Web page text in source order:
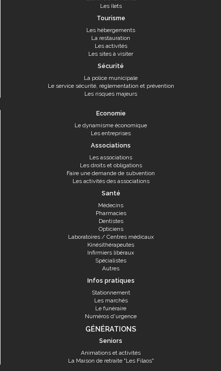
Les îlets
Tourisme
Les hébergements
La restauration
Les activités
Les sites à visiter
Sécurité
La police municipale
Le service sécurité, réglementation et prévention
Les risques majeurs
Economie
Le dynamisme économique
Les entreprises
Associations
Les associations
Les droits et obligations
Faire une demande de subvention
Les activités des associations
Santé
Médecins
Pharmacies
Dentistes
Opticiens
Laboratoires / Centres médicaux
Kinésithérapeutes
Infirmiers libéraux
Spécialistes
Autres
Infos pratiques
Stationnement
Les marchés
Le funéraire
Numéros d'urgence
GÉNÉRATIONS
Seniors
Animations et activités
La Maison de retraite "Les Filaos"